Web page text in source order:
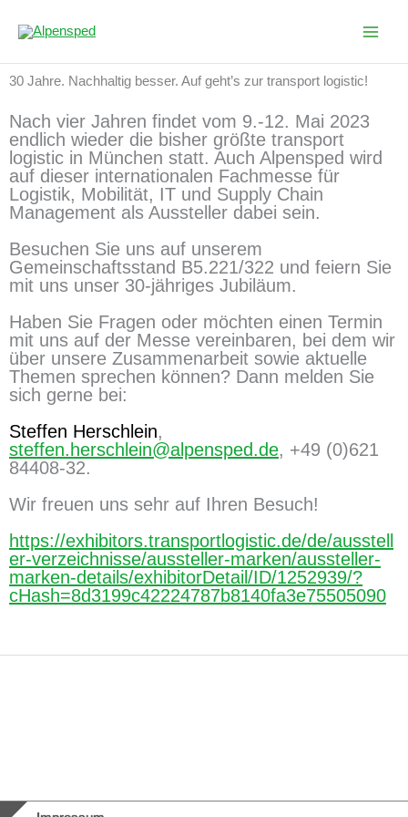
Inhalt
30 Jahre. Nachhaltig besser. Auf geht’s zur transport logistic!
Nach vier Jahren findet vom 9.-12. Mai 2023
endlich wieder die bisher größte transport
logistic in München statt. Auch Alpensped wird
auf dieser internationalen Fachmesse für
Logistik, Mobilität, IT und Supply Chain
Management als Aussteller dabei sein.
Besuchen Sie uns auf unserem
Gemeinschaftsstand B5.221/322 und feiern Sie
mit uns unser 30-jähriges Jubiläum.
Haben Sie Fragen oder möchten einen Termin
mit uns auf der Messe vereinbaren, bei dem wir
über unsere Zusammenarbeit sowie aktuelle
Themen sprechen können? Dann melden Sie
sich gerne bei:
Steffen Herschlein,
steffen.herschlein@alpensped.de, +49 (0)621
84408-32.
Wir freuen uns sehr auf Ihren Besuch!
https://exhibitors.transportlogistic.de/de/ausstell
er-verzeichnisse/aussteller-marken/aussteller-
marken-details/exhibitorDetail/ID/1252939/?
cHash=8d3199c42224787b8140fa3e75505090